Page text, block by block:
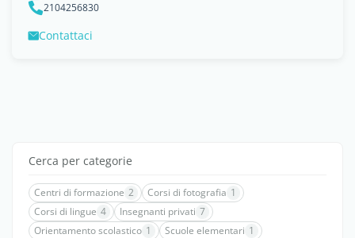
2104256830
Contattaci
Cerca per categorie
Centri di formazione 2 Corsi di fotografia 1
Corsi di lingue 4 Insegnanti privati 7
Orientamento scolastico 1 Scuole elementari 1